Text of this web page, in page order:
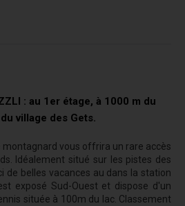
: au 1er étage, à 1000 m du
village des Gets.
vous offrira un rare accès
Idéalement situé sur les pistes des
de belles vacances au dans la station
exposé Sud-Ouest et dispose d'un
située à 100m du lac. Classement